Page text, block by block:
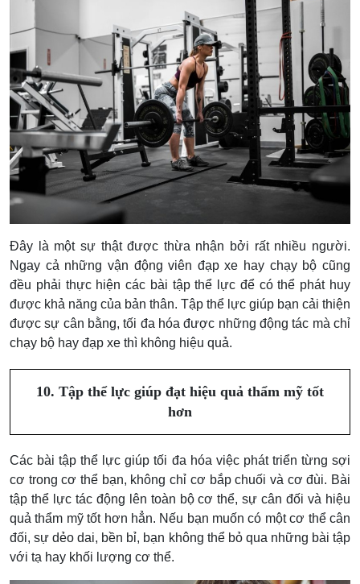
Đây là một sự thật được thừa nhận bởi rất nhiều người.
Ngay cả những vận động viên đạp xe hay chạy bộ cũng
đều phải thực hiện các bài tập thể lực để có thể phát huy
được khả năng của bản thân. Tập thể lực giúp bạn cải thiện
được sự cân bằng, tối đa hóa được những động tác mà chỉ
chạy bộ hay đạp xe thì không hiệu quả.
10. Tập thể lực giúp đạt hiệu quả thẩm mỹ tốt
hơn
Các bài tập thể lực giúp tối đa hóa việc phát triển từng sợi
cơ trong cơ thể bạn, không chỉ cơ bắp chuối và cơ đùi. Bài
tập thể lực tác động lên toàn bộ cơ thể, sự cân đối và hiệu
quả thẩm mỹ tốt hơn hẳn. Nếu bạn muốn có một cơ thể cân
đối, sự dẻo dai, bền bỉ, bạn không thể bỏ qua những bài tập
với tạ hay khối lượng cơ thể.